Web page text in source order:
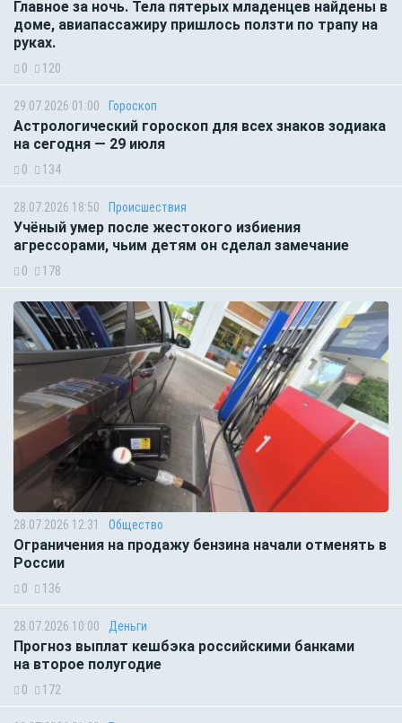
Главное за ночь. Тела пятерых младенцев найдены в
доме, авиапассажиру пришлось ползти по трапу на
руках.
0 120
29.07.2026 01:00 Гороскоп
Астрологический гороскоп для всех знаков зодиака
на сегодня — 29 июля
0 134
28.07.2026 18:50 Происшествия
Учёный умер после жестокого избиения
агрессорами, чьим детям он сделал замечание
0 178
28.07.2026 12:31 Общество
Ограничения на продажу бензина начали отменять в
России
0 136
28.07.2026 10:00 Деньги
Прогноз выплат кешбэка российскими банками
на второе полугодие
0 172